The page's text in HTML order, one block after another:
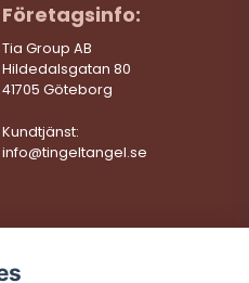
Företagsinfo:
Tia Group AB
Hildedalsgatan 80
41705 Göteborg
Kundtjänst:
info@tingeltangel.se
Vi levererar: